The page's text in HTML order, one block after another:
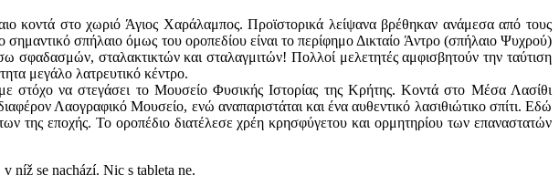
κοντά στο χωριό Άγιος Χαράλαμπος. Προϊστορικά λείψανα βρέθηκαν ανάμεσα από τους
σπήλαιο όμως του οροπεδίου είναι το περίφημο Δικταίο Άντρο (σπήλαιο Ψυχρού)
σφαδασμών, σταλακτικτών και σταλαγμιτών! Πολλοί μελετητές αμφισβητούν την ταύτιση
μεγάλο λατρευτικό κέντρο.
στόχο να στεγάσει το Μουσείο Φυσικής Ιστορίας της Κρήτης. Κοντά στο Μέσα Λασίθι
Λαογραφικό Μουσείο, ενώ αναπαριστάται και ένα αυθεντικό λασιθιώτικο σπίτι. Εδώ
της εποχής. Το οροπέδιο διατέλεσε χρέη κρησφύγετου και ορμητηρίου των επαναστατών
níž se ​​nachází. Nic s tableta ne.